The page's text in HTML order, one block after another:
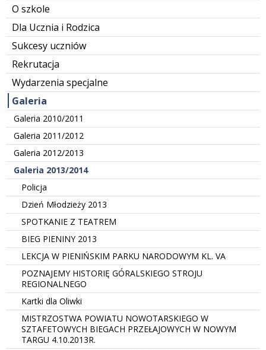
O szkole
Dla Ucznia i Rodzica
Sukcesy uczniów
Rekrutacja
Wydarzenia specjalne
Galeria
Galeria 2010/2011
Galeria 2011/2012
Galeria 2012/2013
Galeria 2013/2014
Policja
Dzień Młodzieży 2013
SPOTKANIE Z TEATREM
BIEG PIENINY 2013
LEKCJA W PIENIŃSKIM PARKU NARODOWYM KL. VA
POZNAJEMY HISTORIĘ GÓRALSKIEGO STROJU
REGIONALNEGO
Kartki dla Oliwki
MISTRZOSTWA POWIATU NOWOTARSKIEGO W
SZTAFETOWYCH BIEGACH PRZEŁAJOWYCH W NOWYM
TARGU 4.10.2013R.